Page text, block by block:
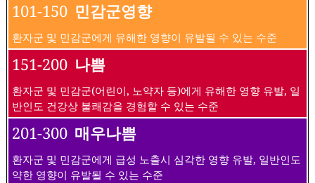
101-150 민감군영향
환자군 및 민감군에게 유해한 영향이 유발될 수 있는 수준
151-200 나쁨
환자군 및 민감군(어린이, 노약자 등)에게 유해한 영향 유발, 일
반인도 건강상 불쾌감을 경험할 수 있는 수준
201-300 매우나쁨
환자군 및 민감군에게 급성 노출시 심각한 영향 유발, 일반인도
약한 영향이 유발될 수 있는 수준